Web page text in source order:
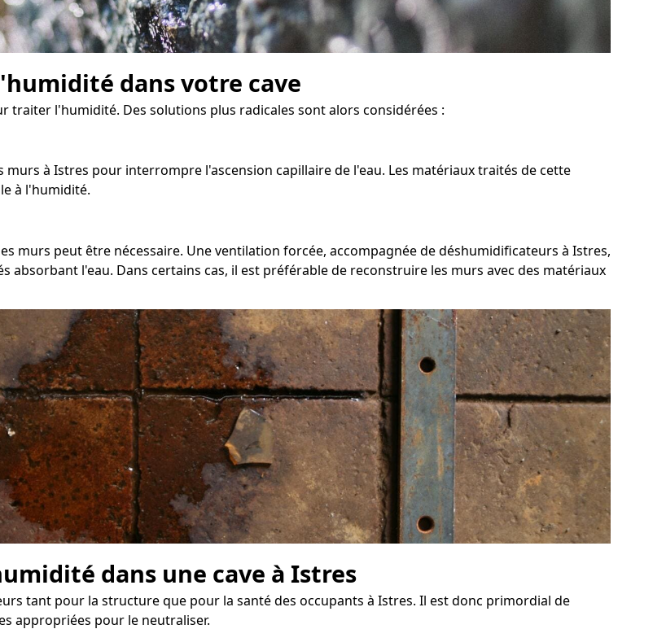
dans votre cave
traiter l'humidité. Des solutions plus radicales sont alors considérées :
à Istres pour interrompre l'ascension capillaire de l'eau. Les matériaux traités de cette
à l'humidité.
murs peut être nécessaire. Une ventilation forcée, accompagnée de déshumidificateurs à Istres,
l'eau. Dans certains cas, il est préférable de reconstruire les murs avec des matériaux
dans une cave à Istres
tant pour la structure que pour la santé des occupants à Istres. Il est donc primordial de
appropriées pour le neutraliser.